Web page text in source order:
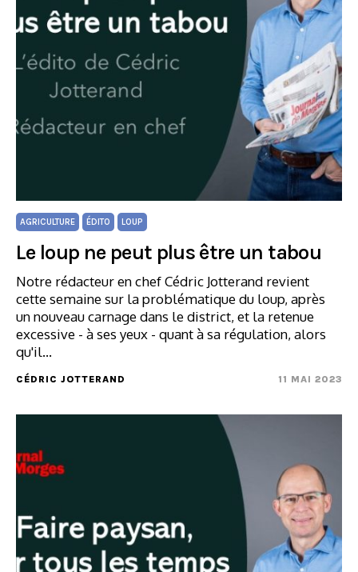
AGRICULTURE ÉDITO LOUP
Le loup ne peut plus être un tabou
Notre rédacteur en chef Cédric Jotterand revient
cette semaine sur la problématique du loup, après
un nouveau carnage dans le district, et la retenue
excessive - à ses yeux - quant à sa régulation, alors
qu'il…
CÉDRIC JOTTERAND 11 MAI 2023